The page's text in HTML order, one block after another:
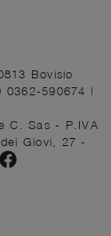
Bovisio
0362-590674 |
C. Sas - P.IVA
Giovi, 27 -